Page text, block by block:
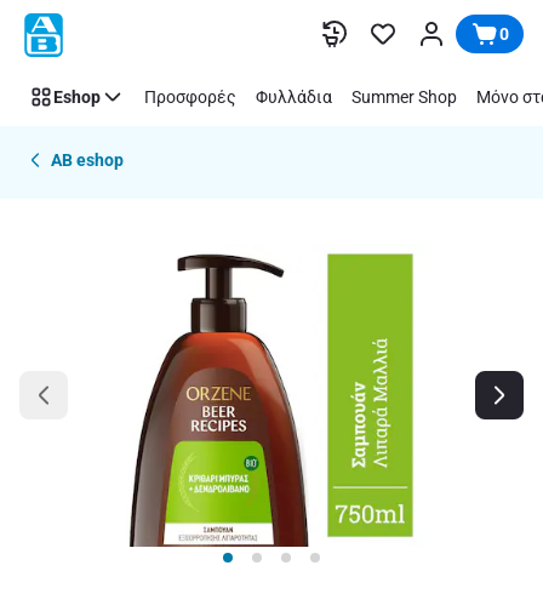
Παράλειψη 0
Eshop Προσφορές Φυλλάδια Summer Shop Μόνο
AB eshop